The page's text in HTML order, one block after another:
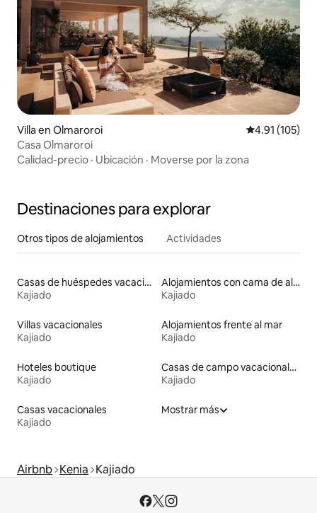
Villa en Olmaroroi Calificación
4.91 (105)
Casa Olmaroroi
Calidad-precio · Ubicación · Moverse por la zona
Destinaciones para explorar
Otros tipos de alojamientos Actividades
Casas de huéspedes vacacionales
Kajiado
Alojamientos con cama de altura accesible
Kajiado
Villas vacacionales
Kajiado
Alojamientos frente al mar
Kajiado
Hoteles boutique
Kajiado
Casas de campo vacacionales
Kajiado
Casas vacacionales
Kajiado
Mostrar más
Airbnb Kenia Kajiado